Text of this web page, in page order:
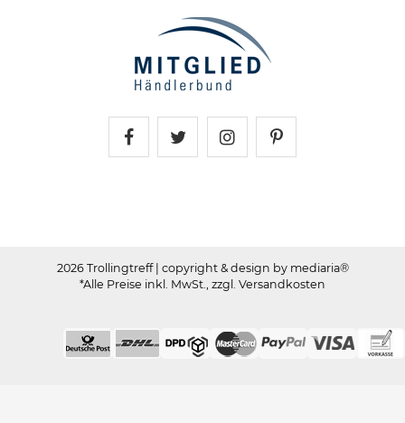
2026 Trollingtreff | copyright & design by mediaria®
*Alle Preise inkl. MwSt., zzgl. Versandkosten